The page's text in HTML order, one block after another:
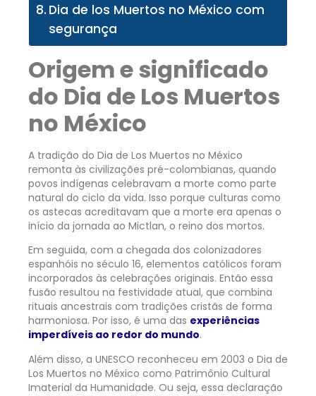
Dia de los Muertos no México com
segurança
Origem e significado
do Dia de Los Muertos
no México
A tradição do Dia de Los Muertos no México
remonta às civilizações pré-colombianas, quando
povos indígenas celebravam a morte como parte
natural do ciclo da vida. Isso porque culturas como
os astecas acreditavam que a morte era apenas o
início da jornada ao Mictlan, o reino dos mortos.
Em seguida, com a chegada dos colonizadores
espanhóis no século 16, elementos católicos foram
incorporados às celebrações originais. Então essa
fusão resultou na festividade atual, que combina
rituais ancestrais com tradições cristãs de forma
harmoniosa. Por isso, é uma das experiências
imperdíveis ao redor do mundo.
Além disso, a UNESCO reconheceu em 2003 o Dia de
Los Muertos no México como Patrimônio Cultural
Imaterial da Humanidade. Ou seja, essa declaração